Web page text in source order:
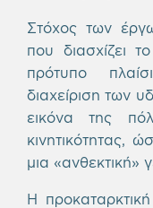
Στόχος των
που διασχίζει
πρότυπο
διαχείριση των
εικόνα της
κινητικότητας,
μια «ανθεκτική»
Η